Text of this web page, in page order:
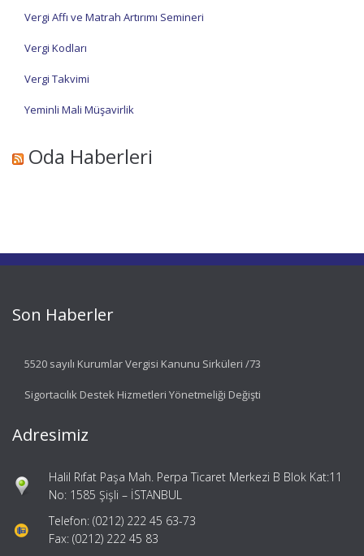
Vergi Affı ve Matrah Artırımı Semineri
Vergi Kodları
Vergi Takvimi
Yeminli Mali Müşavirlik
Oda Haberleri
Son Haberler
5520 sayılı Kurumlar Vergisi Kanunu Sirküleri /73
Sigortacılık Destek Hizmetleri Yönetmeliği Değişti
Adresimiz
Halil Rıfat Paşa Mah. Perpa Ticaret Merkezi B Blok Kat:11
No: 1585 Şişli – İSTANBUL
Telefon: (0212) 222 45 63-73
Fax: (0212) 222 45 83